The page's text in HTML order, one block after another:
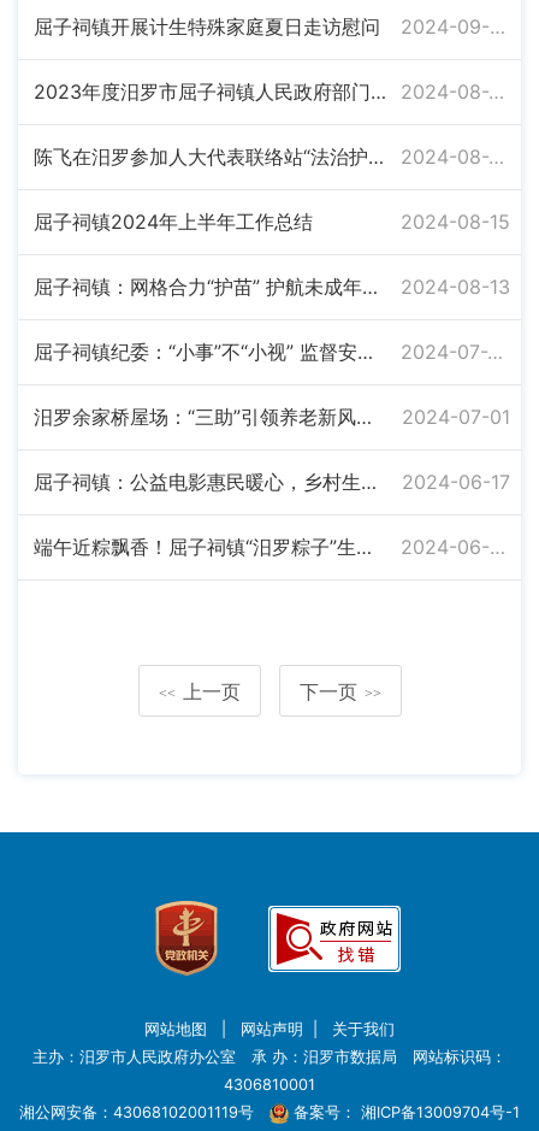
屈子祠镇开展计生特殊家庭夏日走访慰问 2024-09-09
2023年度汨罗市屈子祠镇人民政府部门决算 2024-08-28
陈飞在汨罗参加人大代表联络站“法治护绿人大行”启动仪式 2024-08-26
屈子祠镇2024年上半年工作总结 2024-08-15
屈子祠镇：网格合力“护苗” 护航未成年人暑期安全 2024-08-13
屈子祠镇纪委：“小事”不“小视” 监督安民心 2024-07-29
汨罗余家桥屋场：“三助”引领养老新风尚 和美乡村有爱有温度 2024-07-01
屈子祠镇：公益电影惠民暖心，乡村生活“有声有色” 2024-06-17
端午近粽飘香！屈子祠镇“汨罗粽子”生产忙 2024-06-03
<< 上一页 下一页 >>
网站地图 网站声明
关于我们
主办：汨罗市人民政府办公室 承 办：汨罗市数据局 网站标识码：
4306810001
湘公网安备：43068102001119号
备案号： 湘ICP备13009704号-1